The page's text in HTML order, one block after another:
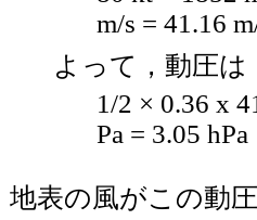
m/s = 41.16
よって，動圧は
1/2
Pa = 3.05 hPa
地表の風がこの動